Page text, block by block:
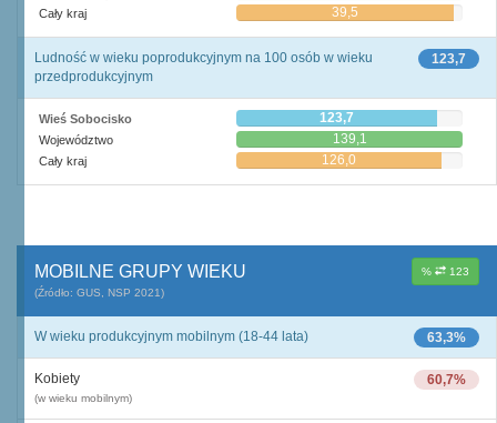
Cały kraj 39,5
123,7
Ludność w wieku poprodukcyjnym na 100 osób w wieku
przedprodukcyjnym
Wieś Sobocisko 123,7
Województwo 139,1
Cały kraj 126,0
% 123
MOBILNE GRUPY WIEKU
(Źródło: GUS, NSP 2021)
63,3%
W wieku produkcyjnym mobilnym (18-44 lata)
60,7%
Kobiety
(w wieku mobilnym)